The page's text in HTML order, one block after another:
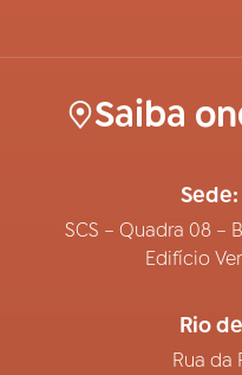
Saiba
SCS – Quadra 08 –
Edifício
Rio
Rua da